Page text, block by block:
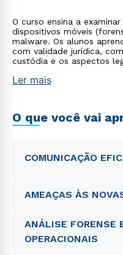
O curso ensina a
dispositivos móveis
malware. Os alunos
com validade jurídica,
custódia e os aspectos
Ler mais
O que você vai
COMUNICAÇÃO
AMEAÇAS ÀS
ANÁLISE FORENSE
OPERACIONAIS